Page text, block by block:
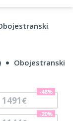
Obojestranski
-20%
1491€
-48%